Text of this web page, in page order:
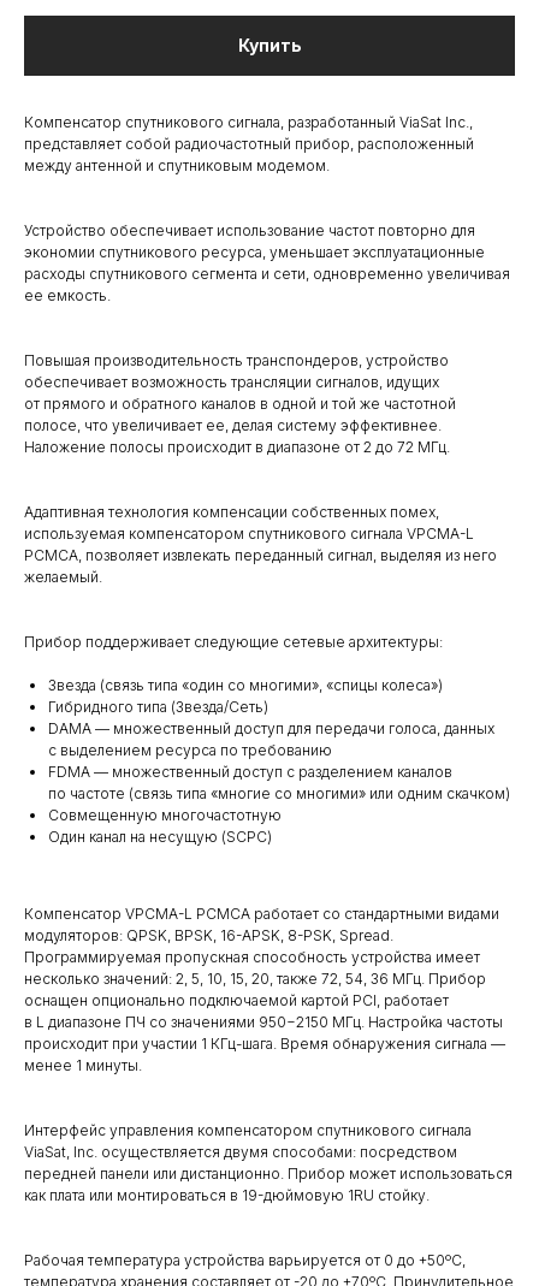
Купить
Компенсатор спутникового сигнала, разработанный ViaSat Inc.,
представляет собой радиочастотный прибор, расположенный
между антенной и спутниковым модемом.
Устройство обеспечивает использование частот повторно для
экономии спутникового ресурса, уменьшает эксплуатационные
расходы спутникового сегмента и сети, одновременно увеличивая
ее емкость.
Повышая производительность транспондеров, устройство
обеспечивает возможность трансляции сигналов, идущих
от прямого и обратного каналов в одной и той же частотной
полосе, что увеличивает ее, делая систему эффективнее.
Наложение полосы происходит в диапазоне от 2 до 72 МГц.
Адаптивная технология компенсации собственных помех,
используемая компенсатором спутникового сигнала VPCMA-L
PCMCA, позволяет извлекать переданный сигнал, выделяя из него
желаемый.
Прибор поддерживает следующие сетевые архитектуры:
Звезда (связь типа «один со многими», «спицы колеса»)
Гибридного типа (Звезда/Сеть)
DAMA — множественный доступ для передачи голоса, данных
с выделением ресурса по требованию
FDMA — множественный доступ с разделением каналов
по частоте (связь типа «многие со многими» или одним скачком)
Совмещенную многочастотную
Один канал на несущую (SCPC)
Компенсатор VPCMA-L PCMCA работает со стандартными видами
модуляторов: QPSK, BPSK, 16-APSK, 8-PSK, Spread.
Программируемая пропускная способность устройства имеет
несколько значений: 2, 5, 10, 15, 20, также 72, 54, 36 МГц. Прибор
оснащен опционально подключаемой картой PCI, работает
в L диапазоне ПЧ со значениями 950−2150 МГц. Настройка частоты
происходит при участии 1 КГц-шага. Время обнаружения сигнала —
менее 1 минуты.
Интерфейс управления компенсатором спутникового сигнала
ViaSat, Inc. осуществляется двумя способами: посредством
передней панели или дистанционно. Прибор может использоваться
как плата или монтироваться в 19-дюймовую 1RU стойку.
Рабочая температура устройства варьируется от 0 до +50ºC,
температура хранения составляет от -20 до +70ºC. Принудительное